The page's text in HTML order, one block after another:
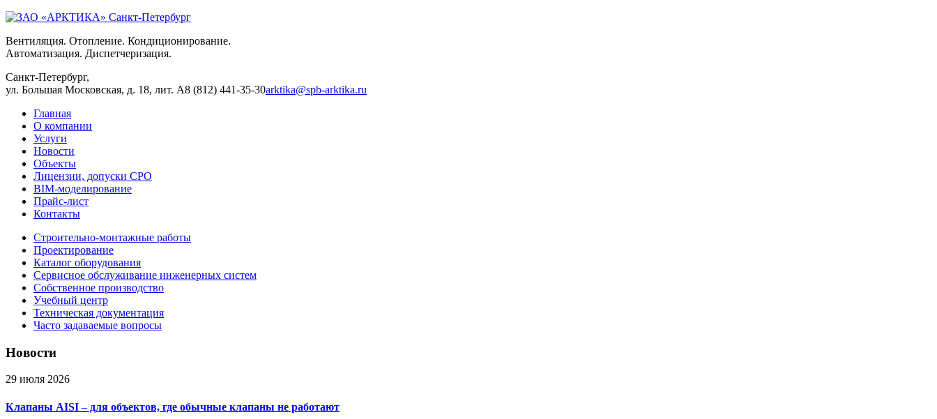
Вентиляция. Отопление. Кондиционирование.
Автоматизация. Диспетчеризация.
Санкт-Петербург,
ул. Большая Московская, д. 18, лит. А8 (812) 441-35-30arktika@spb-arktika.ru
Главная
О компании
Услуги
Новости
Объекты
Лицензии, допуски СРО
BIM-моделирование
Прайс-лист
Контакты
Строительно-монтажные работы
Проектирование
Каталог оборудования
Сервисное обслуживание инженерных систем
Собственное производство
Учебный центр
Техническая документация
Часто задаваемые вопросы
Новости
29 июля 2026
Клапаны AISI – для объектов, где обычные клапаны не работают